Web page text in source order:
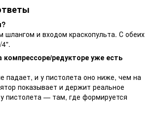
и входом краскопульта. С обеих
компрессоре/редукторе уже есть
падает, и у пистолета оно ниже, чем на
показывает и держит реальное
пистолета — там, где формируется